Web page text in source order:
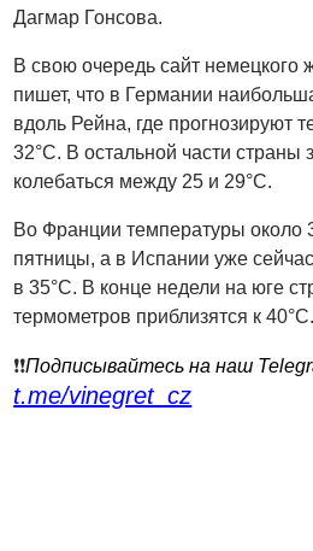
Дагмар Гонсова.
В свою очередь сайт немецкого
пишет, что в Германии
вдоль Рейна, где прогнозируют
32°C. В остальной части страны
колебаться между 25 и 29°C.
Во Франции температуры около
пятницы, а в Испании уже
в 35°C. В конце недели на юге
термометров приблизятся к 40°C.
❗️❗️Подписывайтесь на наш
t.me/vinegret_cz